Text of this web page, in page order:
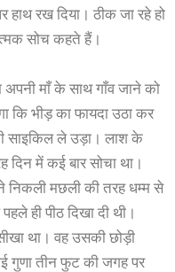
रख दिया। ठीक जा रहे हो
सोच कहते हैं।
अपनी माँ के साथ गाँव जाने को
कि भीड़ का फायदा उठा कर
साइकिल ले उड़ा। लाश के
में कई बार सोचा था।
मछली की तरह धम्म से
ही पीठ दिखा दी थी।
था। वह उसकी छोड़ी
गुणा तीन फुट की जगह पर